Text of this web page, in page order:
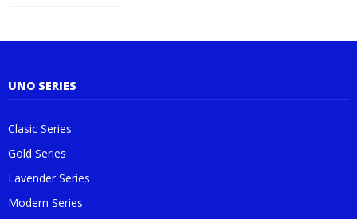
UNO SERIES
Clasic Series
Gold Series
Lavender Series
Modern Series